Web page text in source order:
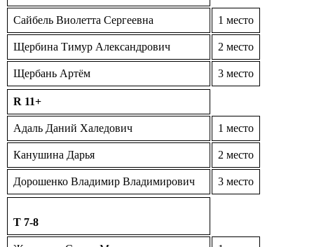
Сайбель Виолетта Сергеевна 1 место
Щербина Тимур Александрович 2 место
Щербань Артём 3 место
R 11+
Адаль Даний Халедович 1 место
Канушина Дарья 2 место
Дорошенко Владимир Владимирович 3 место
T 7-8